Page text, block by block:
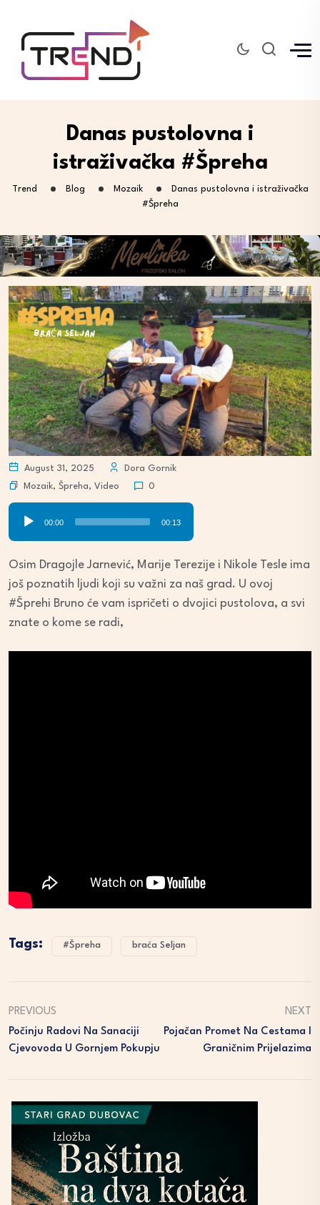
Danas pustolovna i
istraživačka #Špreha
Trend Blog Mozaik
Danas pustolovna i istraživačka
#Špreha
August 31, 2025
Dora Gornik
Mozaik, Špreha, Video 0
00:00 00:13
Osim Dragojle Jarnević, Marije Terezije i Nikole Tesle ima
još poznatih ljudi koji su važni za naš grad. U ovoj
#Šprehi Bruno će vam ispričeti o dvojici pustolova, a svi
znate o kome se radi,
Tags: #Špreha braća Seljan
PREVIOUS
Počinju Radovi Na Sanaciji
Cjevovoda U Gornjem Pokupju
NEXT
Pojačan Promet Na Cestama I
Graničnim Prijelazima